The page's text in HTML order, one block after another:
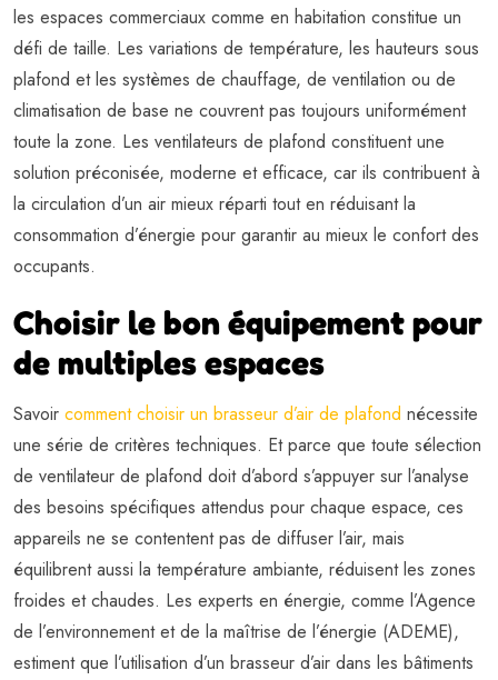
les espaces commerciaux comme en habitation constitue un
défi de taille. Les variations de température, les hauteurs sous
plafond et les systèmes de chauffage, de ventilation ou de
climatisation de base ne couvrent pas toujours uniformément
toute la zone. Les ventilateurs de plafond constituent une
solution préconisée, moderne et efficace, car ils contribuent à
la circulation d’un air mieux réparti tout en réduisant la
consommation d’énergie pour garantir au mieux le confort des
occupants.
Choisir le bon équipement pour
de multiples espaces
Savoir comment choisir un brasseur d’air de plafond nécessite
une série de critères techniques. Et parce que toute sélection
de ventilateur de plafond doit d’abord s’appuyer sur l’analyse
des besoins spécifiques attendus pour chaque espace, ces
appareils ne se contentent pas de diffuser l’air, mais
équilibrent aussi la température ambiante, réduisent les zones
froides et chaudes. Les experts en énergie, comme l’Agence
de l’environnement et de la maîtrise de l’énergie (ADEME),
estiment que l’utilisation d’un brasseur d’air dans les bâtiments